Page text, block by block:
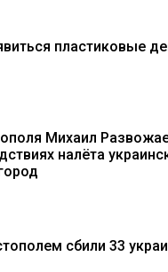
пластиковые
Михаил
налёта
сбили 33